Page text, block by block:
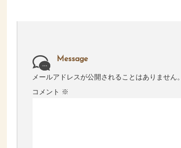
Message
メールアドレスが公開されることはありません。
コメント ※